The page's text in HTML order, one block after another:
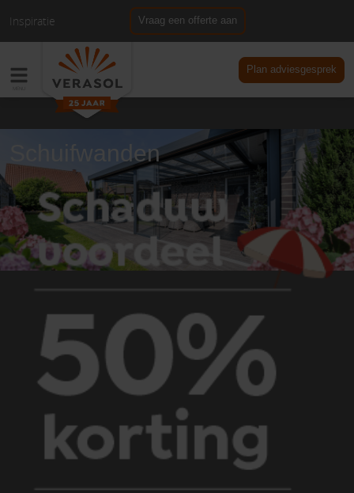
Inspiratie Vraag een offerte aan
DE
Plan adviesgesprek
Schuifwanden